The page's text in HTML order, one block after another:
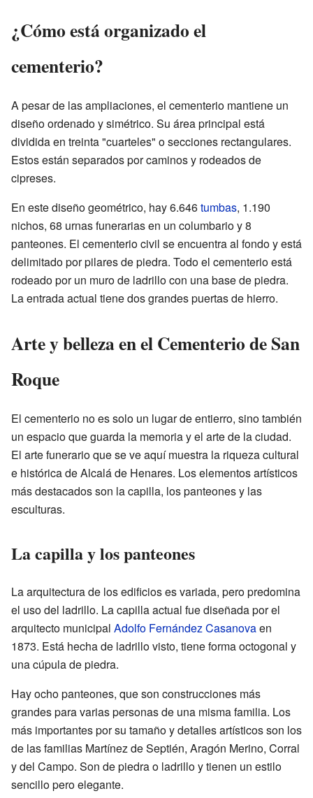
¿Cómo está organizado el
cementerio?
A pesar de las ampliaciones, el cementerio mantiene un
diseño ordenado y simétrico. Su área principal está
dividida en treinta "cuarteles" o secciones rectangulares.
Estos están separados por caminos y rodeados de
cipreses.
En este diseño geométrico, hay 6.646tumbas, 1.190
nichos, 68 urnas funerarias en un columbario y 8
panteones. El cementerio civil se encuentra al fondo y está
delimitado por pilares de piedra. Todo el cementerio está
rodeado por un muro de ladrillo con una base de piedra.
La entrada actual tiene dos grandes puertas de hierro.
Arte y belleza en el Cementerio de San
Roque
El cementerio no es solo un lugar de entierro, sino también
un espacio que guarda la memoria y el arte de la ciudad.
El arte funerario que se ve aquí muestra la riqueza cultural
e histórica de Alcalá de Henares. Los elementos artísticos
más destacados son la capilla, los panteones y las
esculturas.
La capilla y los panteones
La arquitectura de los edificios es variada, pero predomina
el uso del ladrillo. La capilla actual fue diseñada por el
arquitecto municipal Adolfo Fernández Casanovaen
1873. Está hecha de ladrillo visto, tiene forma octogonal y
una cúpula de piedra.
Hay ocho panteones, que son construcciones más
grandes para varias personas de una misma familia. Los
más importantes por su tamaño y detalles artísticos son los
de las familias Martínez de Septién, Aragón Merino, Corral
y del Campo. Son de piedra o ladrillo y tienen un estilo
sencillo pero elegante.